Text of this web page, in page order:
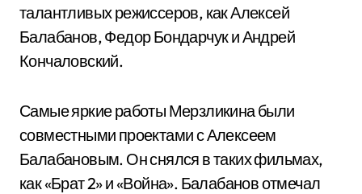
талантливых режиссеров, как Алексей
Балабанов, Федор Бондарчук и Андрей
Кончаловский.
Самые яркие работы Мерзликина были
совместными проектами с Алексеем
Балабановым. Он снялся в таких фильмах,
как «Брат 2» и «Война». Балабанов отмечал